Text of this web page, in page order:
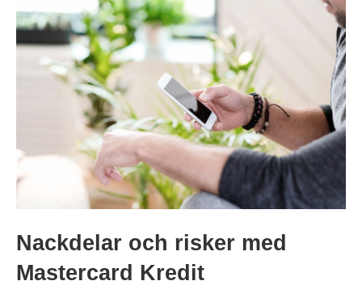
Nackdelar och risker med
Mastercard Kredit